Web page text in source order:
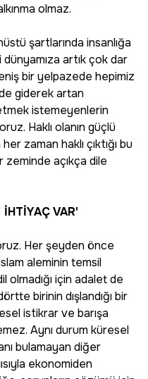
olmaz.
şartlarında insanlığa
artık çok dar
bir yelpazede hepimiz
giderek artan
istemeyenlerin
Haklı olanın güçlü
zaman haklı çıktığı bu
zeminde açıkça dile
VAR'
Her şeyden önce
aleminin temsil
olmadığı için adalet de
birinin dışlandığı bir
istikrar ve barışa
Aynı durum küresel
bulamayan diğer
ekonomiden